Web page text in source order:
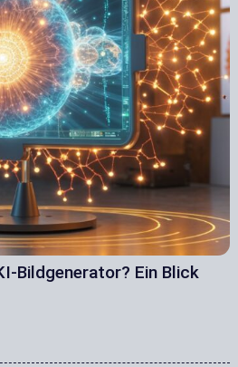
Bildgenerator? Ein Blick